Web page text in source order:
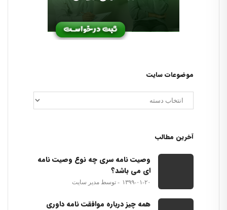
موضوعات سایت
آخرین مطالب
وصیت نامه سری چه نوع وصیت نامه
ای می باشد؟
۱۳۹۹-۰۱-۲۰ توسط مدیر سایت
همه چیز درباره موافقت نامه داوری